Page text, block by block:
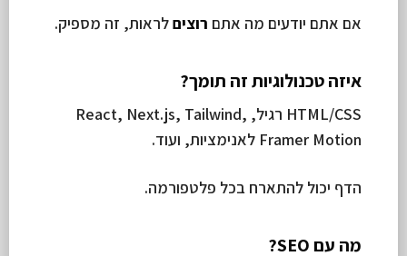
אם אתם יודעים מה אתם רוציםלראות, זה מספיק.
איזה טכנולוגיות זה תומך?
HTML/CSS רגיל, React, Next.js, Tailwind,
Framer Motion לאנימציות, ועוד.
הדף יכול להתארח בכל פלטפורמה.
מה עם SEO?